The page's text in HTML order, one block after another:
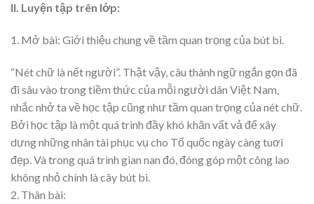
II. Luyện tập trên lớp:
1. Mở bài: Giới thiệu chung về tầm quan trọng của bút bi.
“Nét chữ là nết người”. Thật vậy, câu thành ngữ ngắn gọn đã
đi sâu vào trong tiềm thức của mỗi người dân Việt Nam,
nhắc nhở ta về học tập cũng như tầm quan trọng của nét chữ.
Bởi học tập là một quá trình đầy khó khăn vất vả để xây
dựng những nhân tài phục vụ cho Tổ quốc ngày càng tuơi
đẹp. Và trong quá trình gian nan đó, đóng góp một công lao
không nhỏ chính là cây bút bi.
2. Thân bài: